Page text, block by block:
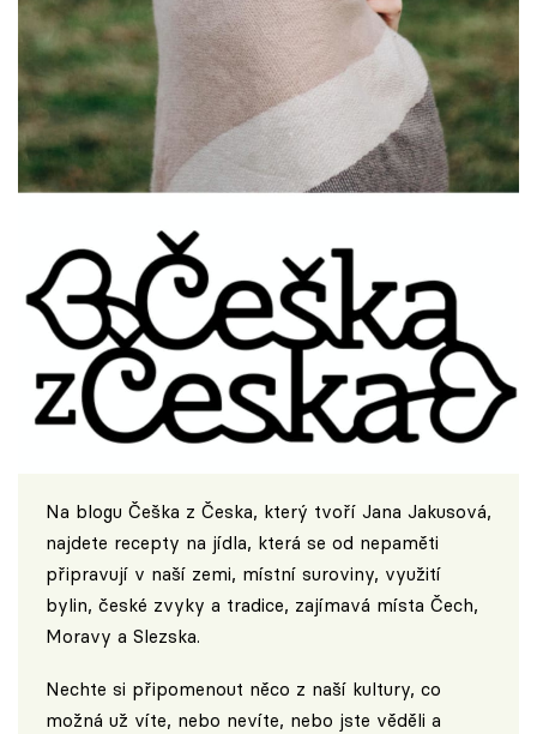
Na blogu Češka z Česka, který tvoří Jana Jakusová,
najdete recepty na jídla, která se od nepaměti
připravují v naší zemi, místní suroviny, využití
bylin, české zvyky a tradice, zajímavá místa Čech,
Moravy a Slezska.
Nechte si připomenout něco z naší kultury, co
možná už víte, nebo nevíte, nebo jste věděli a